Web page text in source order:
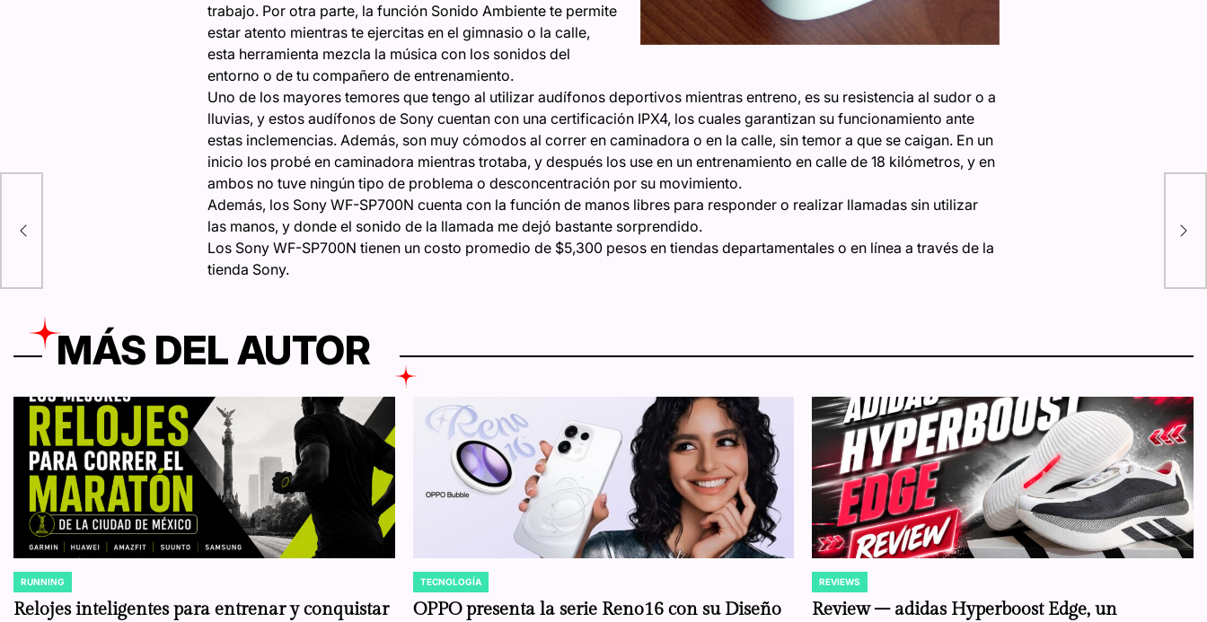
trabajo. Por otra parte, la función Sonido Ambiente te permite
estar atento mientras te ejercitas en el gimnasio o la calle,
esta herramienta mezcla la música con los sonidos del
entorno o de tu compañero de entrenamiento.
Uno de los mayores temores que tengo al utilizar audífonos deportivos mientras entreno, es su resistencia al sudor o a
lluvias, y estos audífonos de Sony cuentan con una certificación IPX4, los cuales garantizan su funcionamiento ante
estas inclemencias. Además, son muy cómodos al correr en caminadora o en la calle, sin temor a que se caigan. En un
inicio los probé en caminadora mientras trotaba, y después los use en un entrenamiento en calle de 18 kilómetros, y en
ambos no tuve ningún tipo de problema o desconcentración por su movimiento.
Además, los Sony WF-SP700N cuenta con la función de manos libres para responder o realizar llamadas sin utilizar
las manos, y donde el sonido de la llamada me dejó bastante sorprendido.
Los Sony WF-SP700N tienen un costo promedio de $5,300 pesos en tiendas departamentales o en línea a través de la
tienda Sony.
MÁS DEL AUTOR
POSTED
IN
RUNNING
Relojes inteligentes para entrenar y conquistar
POSTED
IN
TECNOLOGÍA
OPPO presenta la serie Reno16 con su Diseño
POSTED
IN
REVIEWS
Review – adidas Hyperboost Edge, un